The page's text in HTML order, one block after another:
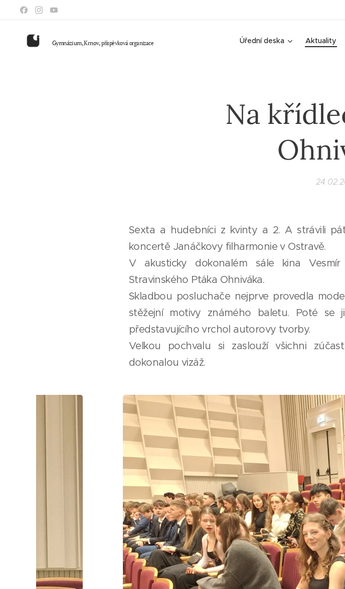
Gymnázium, Krnov,příspěvková organizace Úřední deska Aktuality
Na
Sexta a hudebníci z kvinty a 2. A strávili
koncertě Janáčkovy filharmonie v Ostravě.
V akusticky dokonalém sále kina
Stravinského Ptáka Ohniváka.
Skladbou posluchače nejprve provedla
stěžejní motivy známého baletu. Poté
představujícího vrchol autorovy tvorby.
Velkou pochvalu si zaslouží všichni
dokonalou vizáž.